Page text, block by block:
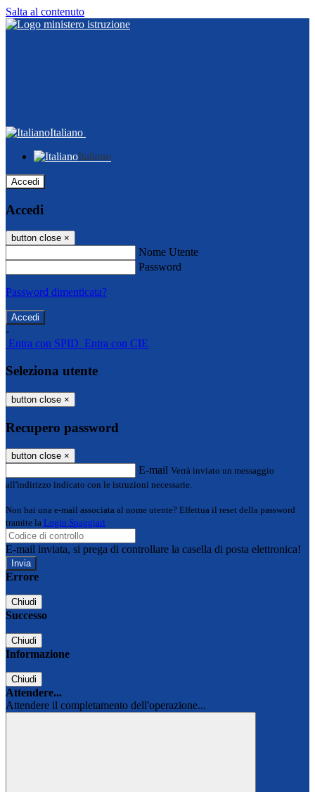
Salta al contenuto
Italiano
Italiano
Accedi
Accedi
button close ×
Nome Utente
Password
Password dimenticata?
-
Entra con SPID Entra con CIE
Seleziona utente
button close ×
Recupero password
button close ×
E-mail Verrà inviato un messaggio
all'indirizzo indicato con le istruzioni necessarie.
Non hai una e-mail associata al nome utente? Effettua il reset della password
tramite la Login Spaggiari
E-mail inviata, si prega di controllare la casella di posta elettronica!
Errore
Chiudi
Successo
Chiudi
Informazione
Chiudi
Attendere...
Attendere il completamento dell'operazione...